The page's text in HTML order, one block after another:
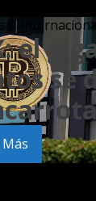
|
el
se